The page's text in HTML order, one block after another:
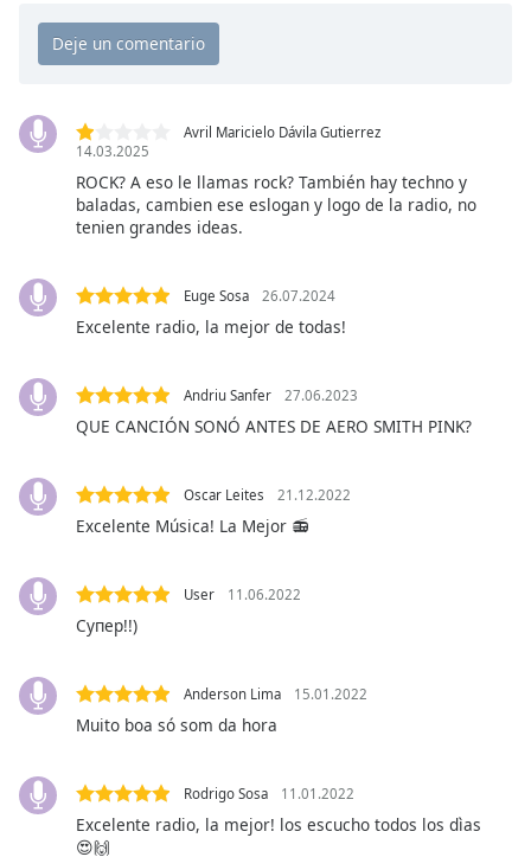
window.
Color
Background
Color
Opacity
Area
Background
Opacity
Size
Edge
Style
Avril Maricielo Dávila Gutierrez
14.03.2025
ROCK? A eso le llamas rock? También hay techno y
baladas, cambien ese eslogan y logo de la radio, no
tenien grandes ideas.
Euge Sosa 26.07.2024
Excelente radio, la mejor de todas!
Andriu Sanfer 27.06.2023
QUE CANCIÓN SONÓ ANTES DE AERO SMITH PINK?
Oscar Leites 21.12.2022
Excelente Música! La Mejor 📻
User 11.06.2022
Супер!!)
Anderson Lima 15.01.2022
Muito boa só som da hora
Rodrigo Sosa 11.01.2022
Excelente radio, la mejor! los escucho todos los dìas
😍🙌